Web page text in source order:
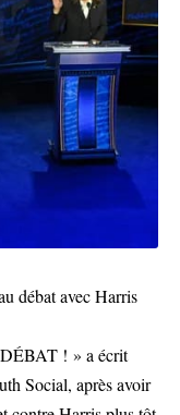
débat avec Harris
! » a écrit
Social, après avoir